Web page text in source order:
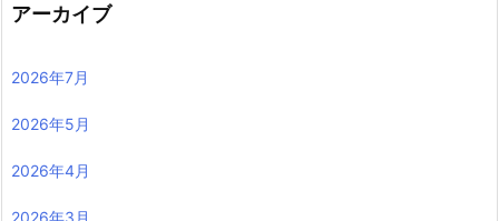
アーカイブ
2026年7月
2026年5月
2026年4月